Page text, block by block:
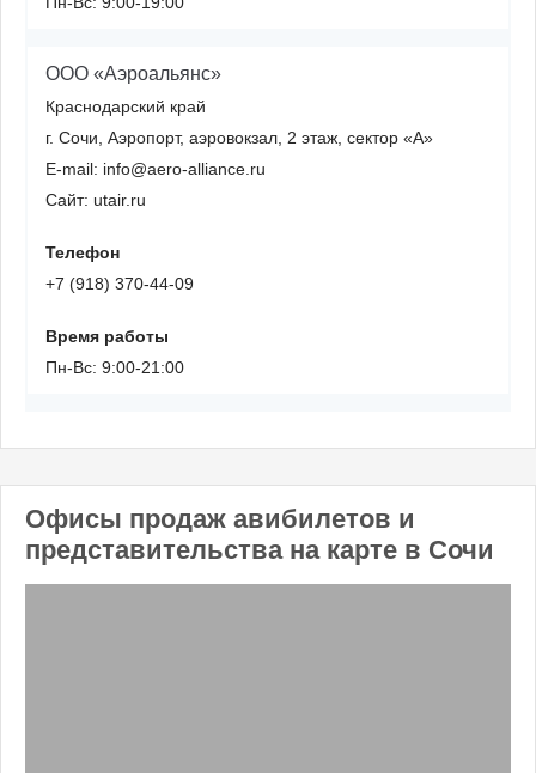
ООО «Аэроальянс»
Краснодарский край
г. Сочи, Аэропорт, аэровокзал, 2 этаж, сектор «А»
E-mail: info@aero-alliance.ru
Сайт: utair.ru
Телефон
+7 (918) 370-44-09
Время работы
Пн-Вс: 9:00-21:00
Офисы продаж авибилетов и
представительства на карте в Сочи